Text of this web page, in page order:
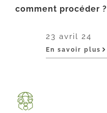
comment procéder ?
23 avril 24
En savoir plus